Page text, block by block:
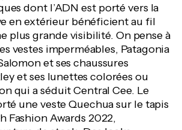
dont l’ADN est porté vers la
en extérieur bénéficient au fil
plus grande visibilité. On pense à
vestes imperméables, Patagonia
et ses chaussures
et ses lunettes colorées ou
qui a séduit Central Cee. Le
une veste Quechua sur le tapis
Fashion Awards 2022,